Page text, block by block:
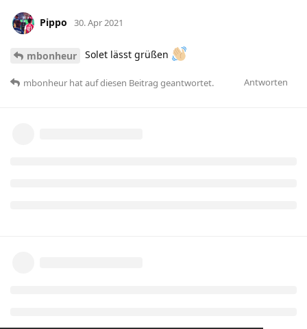
Pippo 30. Apr 2021
mbonheur Solet lässt grüßen
Antworten
mbonheur hatauf diesen Beitrag geantwortet.